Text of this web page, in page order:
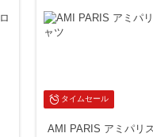
タイムセール
AMI PARIS アミパリ